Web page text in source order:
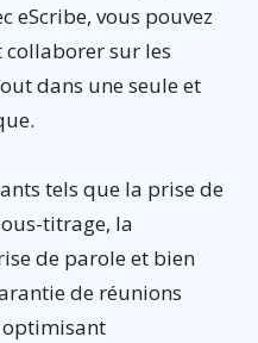
eScribe, vous pouvez
sur les
dans une seule et
tels que la prise de
titrage, la
de parole et bien
de réunions
optimisant